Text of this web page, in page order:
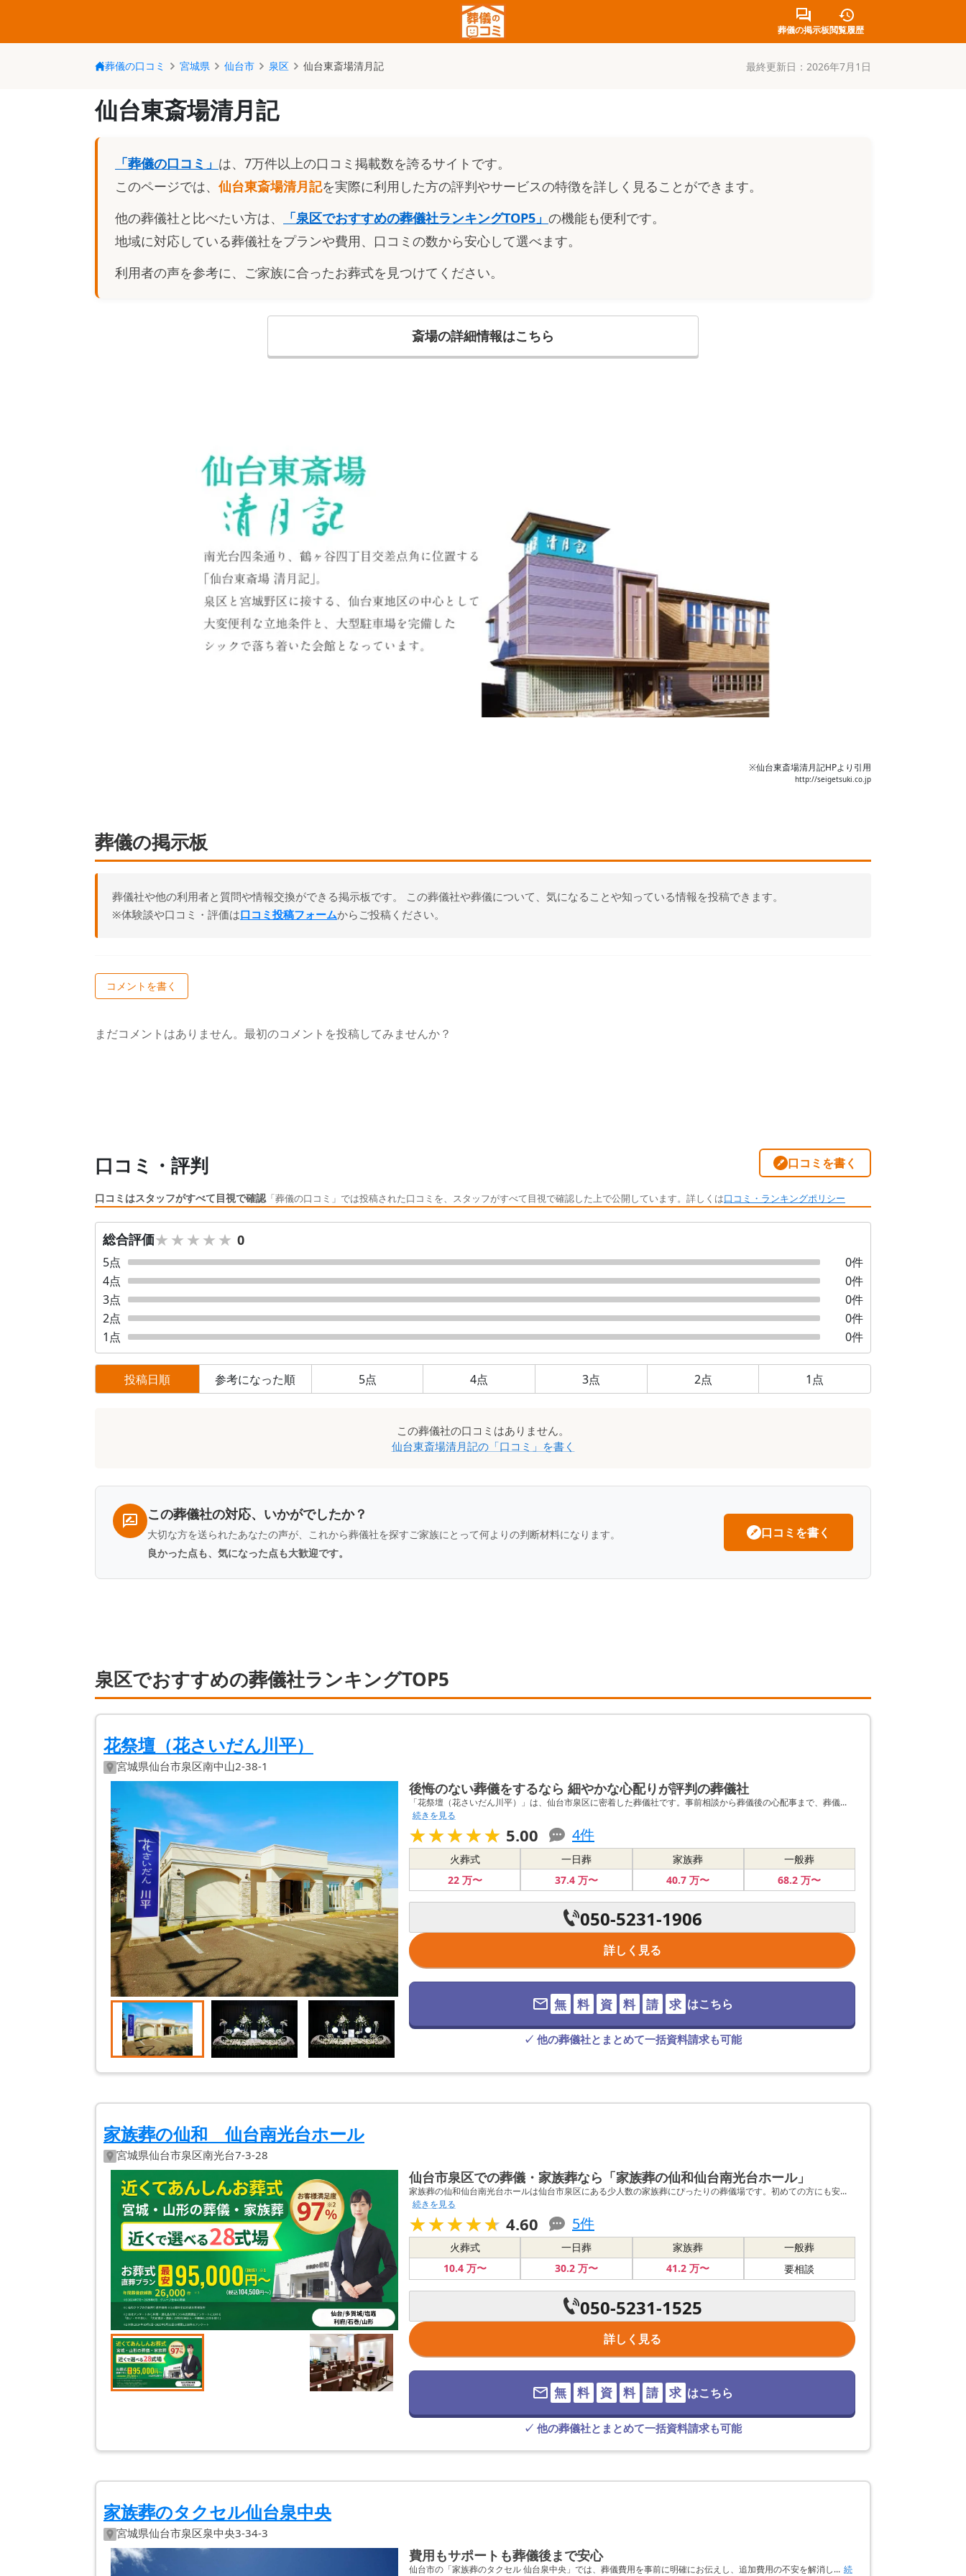
葬儀の掲示板閲覧履歴
葬儀の口コミ 宮城県 仙台市 泉区 仙台東斎場清月記 最終更新日： 2026年7月1日
仙台東斎場清月記
「葬儀の口コミ」 は、7万件以上の口コミ掲載数を誇るサイトです。
このページでは、 仙台東斎場清月記を実際に利用した方の評判やサービスの特徴を詳しく見ることができます。
他の葬儀社と比べたい方は、
「泉区でおすすめの葬儀社ランキングTOP5 」 の機能も便利です。
地域に対応している葬儀社をプランや費用、口コミの数から安心して選べます。
利用者の声を参考に、ご家族に合ったお葬式を見つけてください。
斎場の詳細情報はこちら
※仙台東斎場清月記HPより引用
http://seigetsuki.co.jp
葬儀の掲示板
葬儀社や他の利用者と質問や情報交換ができる掲示板です。 この葬儀社や葬儀について、気になることや知っている情報を投稿できます。
※体験談や口コミ・評価は口コミ投稿フォームからご投稿ください。
コメントを書く
まだコメントはありません。最初のコメントを投稿してみませんか？
口コミ・評判 口コミを書く
口コミはスタッフがすべて目視で確認「葬儀の口コミ」では投稿された口コミを、スタッフがすべて目視で確認した上で公開しています。詳しくは口コミ・ランキングポリシー
総合評価★★★★★
★★★★★ 0
5点 0件
4点 0件
3点 0件
2点 0件
1 点 0件
投稿日順 参考になった順 5点 4点 3点 2点 1 点
この葬儀社の口コミはありません。
仙台東斎場清月記の「口コミ」を書く
この葬儀社の対応、いかがでしたか？
大切な方を送られたあなたの声が、これから葬儀社を探すご家族にとって何よりの判断材料になります。
良かった点も、気になった点も大歓迎です。
口コミを書く
泉区でおすすめの葬儀社ランキングTOP5
花祭壇（花さいだん川平）
宮城県仙台市泉区南中山2-38-1
後悔のない葬儀をするなら 細やかな心配りが評判の葬儀社
「花祭壇（花さいだん川平）」は、仙台市泉区に密着した葬儀社です。事前相談から葬儀後の心配事まで、葬儀...
続きを見る
★★★★★
★★★★★ 5.00 4件
火葬式
22万〜
一日葬
37.4万〜
家族葬
40.7 万〜
一般葬
68.2 万〜
050-5231-1906
詳しく見る
無 料 資 料 請 求 はこちら
✓ 他の葬儀社とまとめて一括資料請求も可能
家族葬の仙和 仙台南光台ホール
宮城県仙台市泉区南光台7-3-28
仙台市泉区での葬儀・家族葬なら「家族葬の仙和仙台南光台ホール」
家族葬の仙和仙台南光台ホールは仙台市泉区にある少人数の家族葬にぴったりの葬儀場です。初めての方にも安...
続きを見る
★★★★★
★★★★★ 4.60 5件
火葬式
10.4万〜
一日葬
30.2万〜
家族葬
41.2 万〜
一般葬
要相談
050-5231-1525
詳しく見る
無 料 資 料 請 求 はこちら
✓ 他の葬儀社とまとめて一括資料請求も可能
家族葬のタクセル仙台泉中央
宮城県仙台市泉区泉中央3-34-3
費用もサポートも葬儀後まで安心
仙台市の「家族葬のタクセル 仙台泉中央」では、葬儀費用を事前に明確にお伝えし、追加費用の不安を解消し... 続